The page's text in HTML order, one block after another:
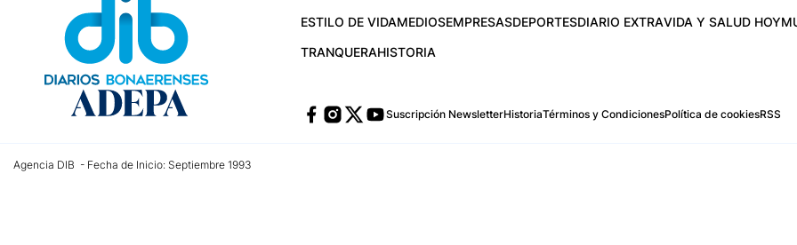
ESTILO DE VIDAMEDIOSEMPRESASDEPORTESDIARIO EXTRAVIDA Y SALUD HOY
TRANQUERAHISTORIA
Suscripción NewsletterHistoriaTérminos y CondicionesPolítica de cookiesRSS
Agencia DIB - Fecha de Inicio: Septiembre 1993